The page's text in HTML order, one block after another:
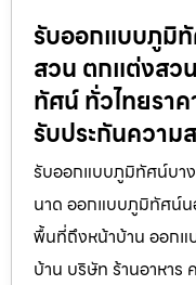
รับออกแบบภูมิ
สวน ตกแต่งสว
ทัศน์ ทั่วไทยรา
รับประกันความ
รับออกแบบภูมิทัศน์บา
นาด ออกแบบภูมิทัศน์น
พื้นที่ถึงหน้าบ้าน ออกแ
บ้าน บริษัท ร้านอาหาร